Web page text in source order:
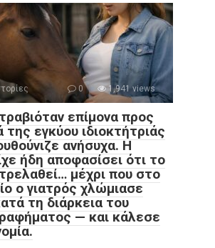
0 1,941 views
επίμονα προς
της εγκύου ιδιοκτήτριάς
ανήσυχα. Η
ήδη αποφασίσει ότι το
μέχρι που στο
ο γιατρός χλώμιασε
τη διάρκεια του
— και κάλεσε